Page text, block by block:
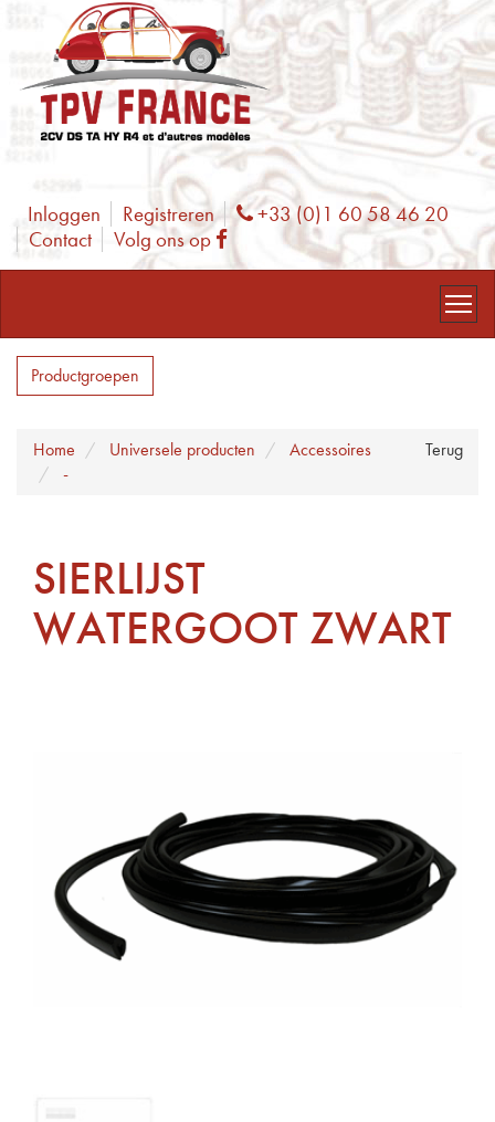
Inloggen Registreren Phone
+33 (0)1 60 58 46 20
Contact
Volg ons op Facebook
Productgroepen
Terug
Home Universele producten
Accessoires
-
SIERLIJST
WATERGOOT ZWART